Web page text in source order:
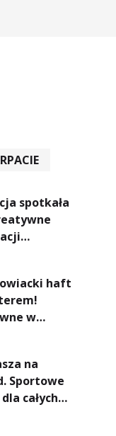
spotkała
haft
w
na
Sportowe
całych